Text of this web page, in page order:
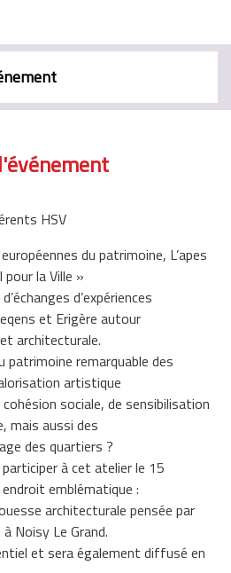
HSV
du patrimoine, L’apes
la Ville »
d’expériences
et Erigère autour
architecturale.
remarquable des
artistique
sociale, de sensibilisation
mais aussi des
des quartiers ?
à cet atelier le 15
emblématique :
architecturale pensée par
Noisy Le Grand.
et sera également diffusé en